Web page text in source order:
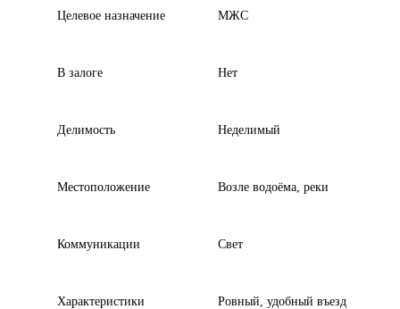
Целевое назначение МЖС
В залоге Нет
Делимость Неделимый
Местоположение Возле водоёма, реки
Коммуникации Свет
Характеристики Ровный, удобный въезд